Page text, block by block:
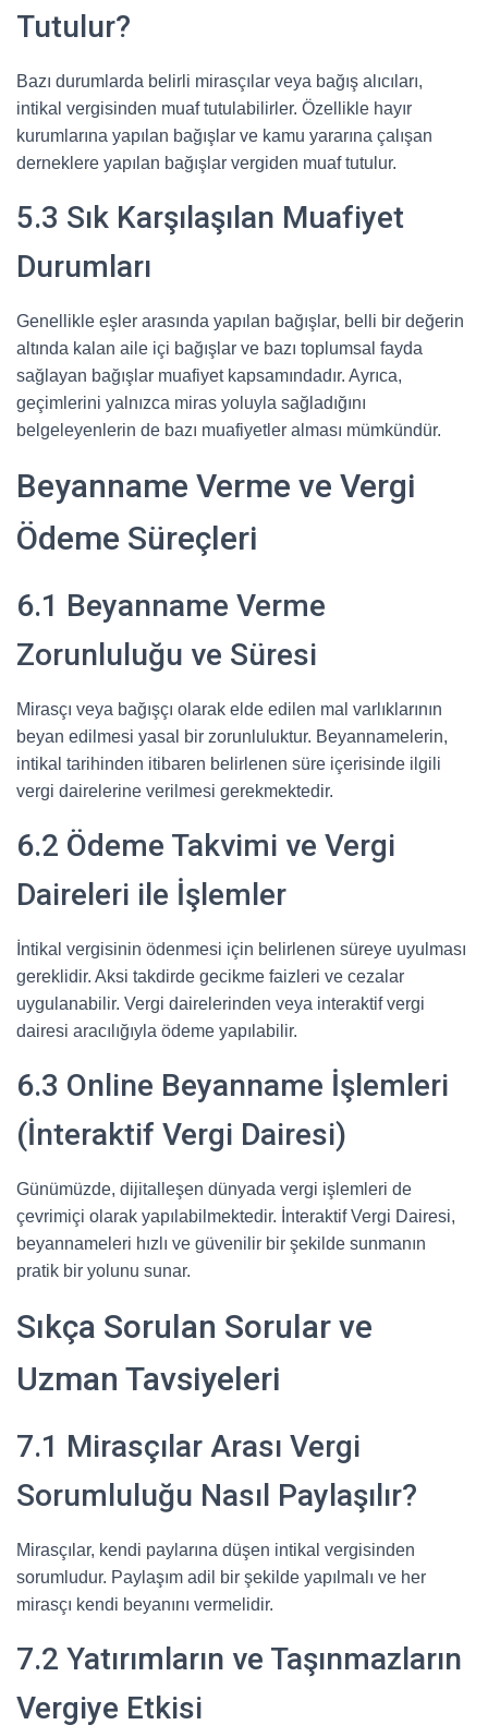
Tutulur?
Bazı durumlarda belirli mirasçılar veya bağış alıcıları,
intikal vergisinden muaf tutulabilirler. Özellikle hayır
kurumlarına yapılan bağışlar ve kamu yararına çalışan
derneklere yapılan bağışlar vergiden muaf tutulur.
5.3 Sık Karşılaşılan Muafiyet
Durumları
Genellikle eşler arasında yapılan bağışlar, belli bir değerin
altında kalan aile içi bağışlar ve bazı toplumsal fayda
sağlayan bağışlar muafiyet kapsamındadır. Ayrıca,
geçimlerini yalnızca miras yoluyla sağladığını
belgeleyenlerin de bazı muafiyetler alması mümkündür.
Beyanname Verme ve Vergi
Ödeme Süreçleri
6.1 Beyanname Verme
Zorunluluğu ve Süresi
Mirasçı veya bağışçı olarak elde edilen mal varlıklarının
beyan edilmesi yasal bir zorunluluktur. Beyannamelerin,
intikal tarihinden itibaren belirlenen süre içerisinde ilgili
vergi dairelerine verilmesi gerekmektedir.
6.2 Ödeme Takvimi ve Vergi
Daireleri ile İşlemler
İntikal vergisinin ödenmesi için belirlenen süreye uyulması
gereklidir. Aksi takdirde gecikme faizleri ve cezalar
uygulanabilir. Vergi dairelerinden veya interaktif vergi
dairesi aracılığıyla ödeme yapılabilir.
6.3 Online Beyanname İşlemleri
(İnteraktif Vergi Dairesi)
Günümüzde, dijitalleşen dünyada vergi işlemleri de
çevrimiçi olarak yapılabilmektedir. İnteraktif Vergi Dairesi,
beyannameleri hızlı ve güvenilir bir şekilde sunmanın
pratik bir yolunu sunar.
Sıkça Sorulan Sorular ve
Uzman Tavsiyeleri
7.1 Mirasçılar Arası Vergi
Sorumluluğu Nasıl Paylaşılır?
Mirasçılar, kendi paylarına düşen intikal vergisinden
sorumludur. Paylaşım adil bir şekilde yapılmalı ve her
mirasçı kendi beyanını vermelidir.
7.2 Yatırımların ve Taşınmazların
Vergiye Etkisi